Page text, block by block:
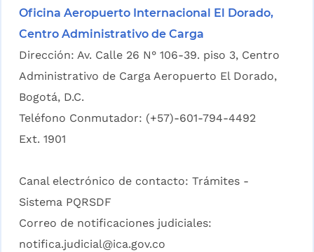
Oficina Aeropuerto Internacional El Dorado,
Centro Administrativo de Carga
Dirección: Av. Calle 26 N° 106-39. piso 3, Centro
Administrativo de Carga Aeropuerto El Dorado,
Bogotá, D.C.
Teléfono Conmutador: (+57)-601-794-4492
Ext. 1901
Canal electrónico de contacto: Trámites -
Sistema PQRSDF
Correo de notificaciones judiciales:
notifica.judicial@ica.gov.co